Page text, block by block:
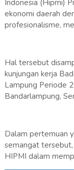
Indonesia (Hipmi)
ekonomi daerah
profesionalisme,
Hal tersebut
kunjungan kerja
Lampung Periode
Bandarlampung,
Dalam pertemuan
semangat
HIPMI dalam